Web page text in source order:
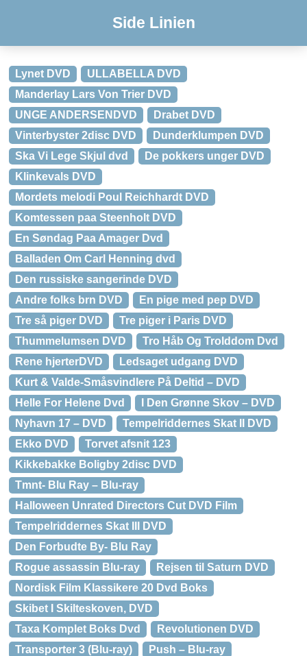
Side Linien
Lynet DVD
ULLABELLA DVD
Manderlay Lars Von Trier DVD
UNGE ANDERSENDVD
Drabet DVD
Vinterbyster 2disc DVD
Dunderklumpen DVD
Ska Vi Lege Skjul dvd
De pokkers unger DVD
Klinkevals DVD
Mordets melodi Poul Reichhardt DVD
Komtessen paa Steenholt DVD
En Søndag Paa Amager Dvd
Balladen Om Carl Henning dvd
Den russiske sangerinde DVD
Andre folks brn DVD
En pige med pep DVD
Tre så piger DVD
Tre piger i Paris DVD
Thummelumsen DVD
Tro Håb Og Trolddom Dvd
Rene hjerterDVD
Ledsaget udgang DVD
Kurt & Valde-Småsvindlere På Deltid – DVD
Helle For Helene Dvd
I Den Grønne Skov – DVD
Nyhavn 17 – DVD
Tempelriddernes Skat II DVD
Ekko DVD
Torvet afsnit 123
Kikkebakke Boligby 2disc DVD
Tmnt- Blu Ray – Blu-ray
Halloween Unrated Directors Cut DVD Film
Tempelriddernes Skat III DVD
Den Forbudte By- Blu Ray
Rogue assassin Blu-ray
Rejsen til Saturn DVD
Nordisk Film Klassikere 20 Dvd Boks
Skibet I Skilteskoven, DVD
Taxa Komplet Boks Dvd
Revolutionen DVD
Transporter 3 (Blu-ray)
Push – Blu-ray